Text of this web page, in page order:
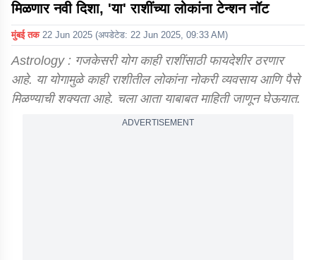
मिळणार नवी दिशा, 'या' राशींच्या लोकांना टेन्शन नॉट
मुंबई तक 22 Jun 2025 (अपडेटेड: 22 Jun 2025, 09:33 AM)
Astrology : गजकेसरी योग काही राशींसाठी फायदेशीर ठरणार
आहे. या योगामुळे काही राशीतील लोकांना नोकरी व्यवसाय आणि पैसे
मिळण्याची शक्यता आहे. चला आता याबाबत माहिती जाणून घेऊयात.
ADVERTISEMENT